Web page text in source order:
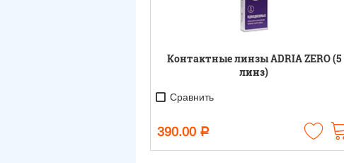
Контактные линзы ADRIA ZERO (5
линз)
Сравнить
390.00 Р